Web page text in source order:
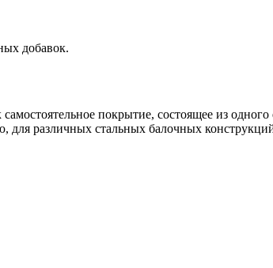
добавок.
покрытие, состоящее из
для различных стальных балочных